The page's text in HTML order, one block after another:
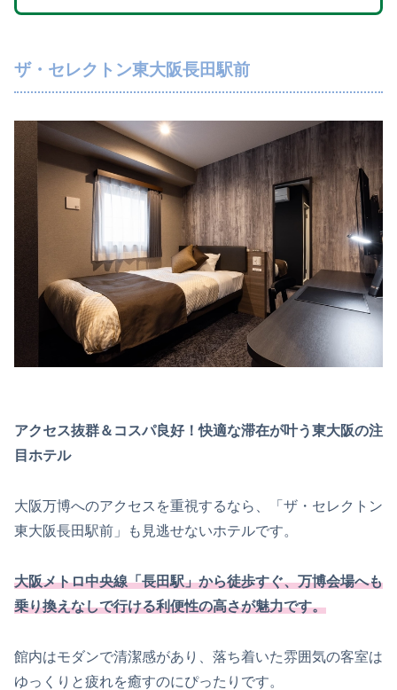
ザ・セレクトン東大阪長田駅前
アクセス抜群＆コスパ良好！快適な滞在が叶う東大阪の注
目ホテル
大阪万博へのアクセスを重視するなら、「ザ・セレクトン
東大阪長田駅前」も見逃せないホテルです。
大阪メトロ中央線「長田駅」から徒歩すぐ、万博会場へも
乗り換えなしで行ける利便性の高さが魅力です。
館内はモダンで清潔感があり、落ち着いた雰囲気の客室は
ゆっくりと疲れを癒すのにぴったりです。